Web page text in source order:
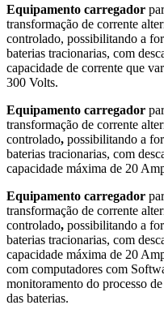
Equipamento carregador
transformação de corrente
controlado, possibilitando a
baterias tracionarias, com
capacidade de corrente que
300 Volts.
Equipamento carregador
transformação de corrente
controlado, possibilitando a
baterias tracionarias, com
capacidade máxima de 20
Equipamento carregador
transformação de corrente
controlado, possibilitando a
baterias tracionarias, com
capacidade máxima de 20
com computadores com
monitoramento do processo
das baterias.